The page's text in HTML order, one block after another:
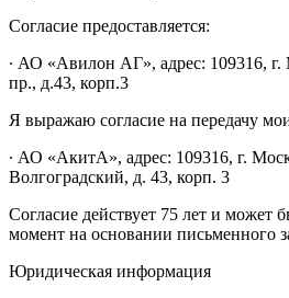
Согласие предоставляется:
∙ АО «Авилон АГ», адрес: 109316, г.
пр., д.43, корп.3
Я выражаю согласие на передачу
∙ АО «АкитА», адрес: 109316, г.
Волгоградский, д. 43, корп. 3
Согласие действует 75 лет и может
момент на основании письменного
Юридическая информация